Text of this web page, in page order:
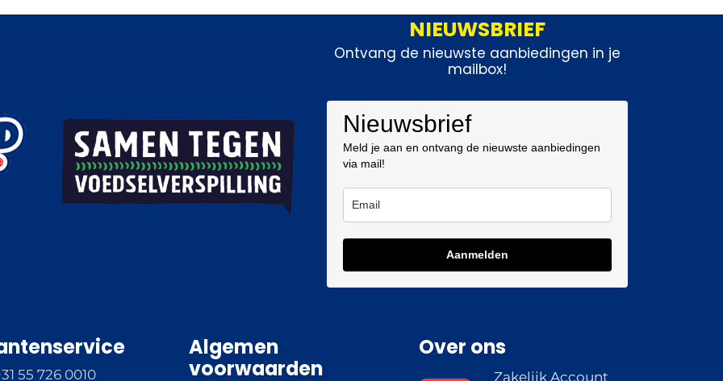
NIEUWSBRIEF
Ontvang de nieuwste aanbiedingen in je
mailbox!
Nieuwsbrief
Meld je aan en ontvang de nieuwste aanbiedingen
via mail!
Aanmelden
55 726 0010
Algemen
voorwaarden
Over ons
Zakelijk Account